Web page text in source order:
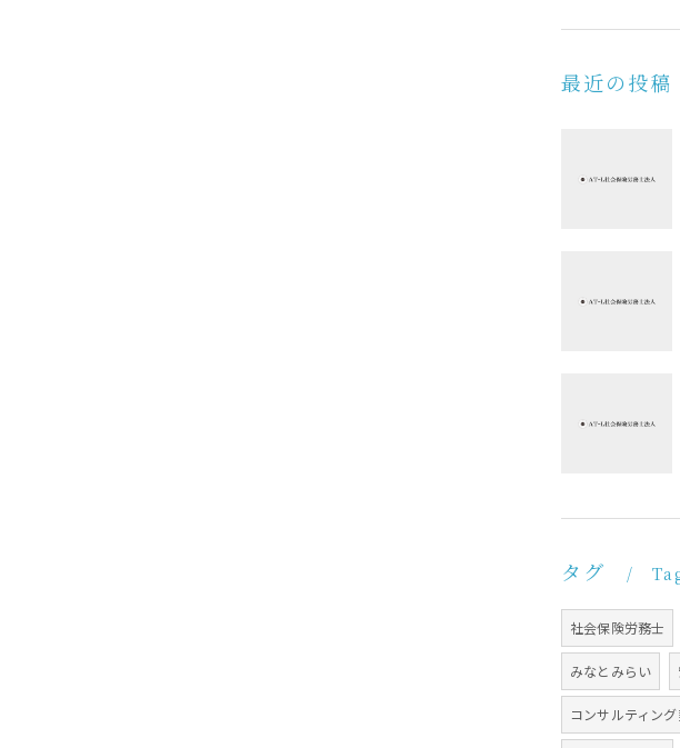
最近の投稿
タグ
社会保険労務士
みなとみらい
コンサルティン